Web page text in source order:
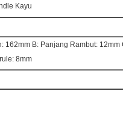
Kayu
162mm B: Panjang Rambut: 12mm
8mm